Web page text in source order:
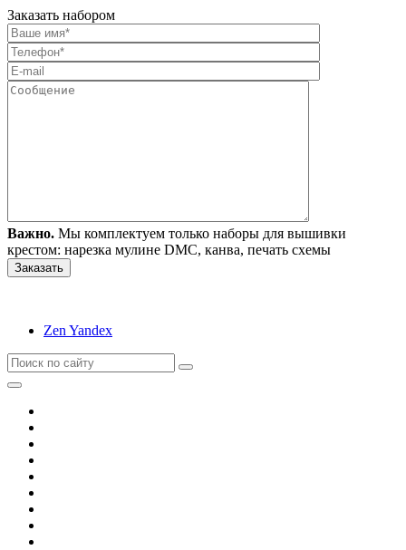
Заказать набором
Важно. Мы комплектуем только наборы для вышивки
крестом: нарезка мулине DMC, канва, печать схемы
Zen Yandex